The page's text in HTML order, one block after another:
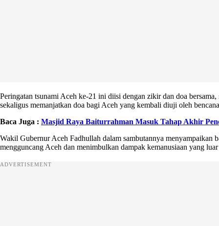
Peringatan tsunami Aceh ke-21 ini diisi dengan zikir dan doa
sekaligus memanjatkan doa bagi Aceh yang kembali diuji oleh
Baca Juga : Masjid Raya Baiturrahman Masuk Tahap Akhir
Wakil Gubernur Aceh Fadhullah dalam sambutannya menyampaikan
mengguncang Aceh dan menimbulkan dampak kemanusiaan yang luar
ADVERTISEMENT